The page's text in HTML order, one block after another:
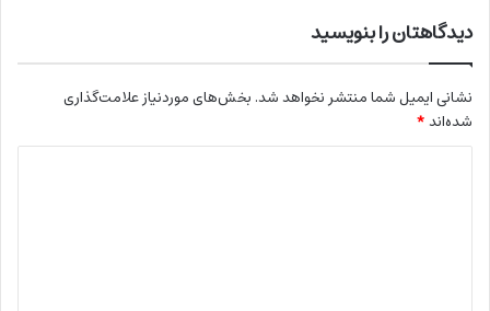
دیدگاهتان را بنویسید
نشانی ایمیل شما منتشر نخواهد شد. بخش‌های موردنیاز علامت‌گذاری
شده‌اند*